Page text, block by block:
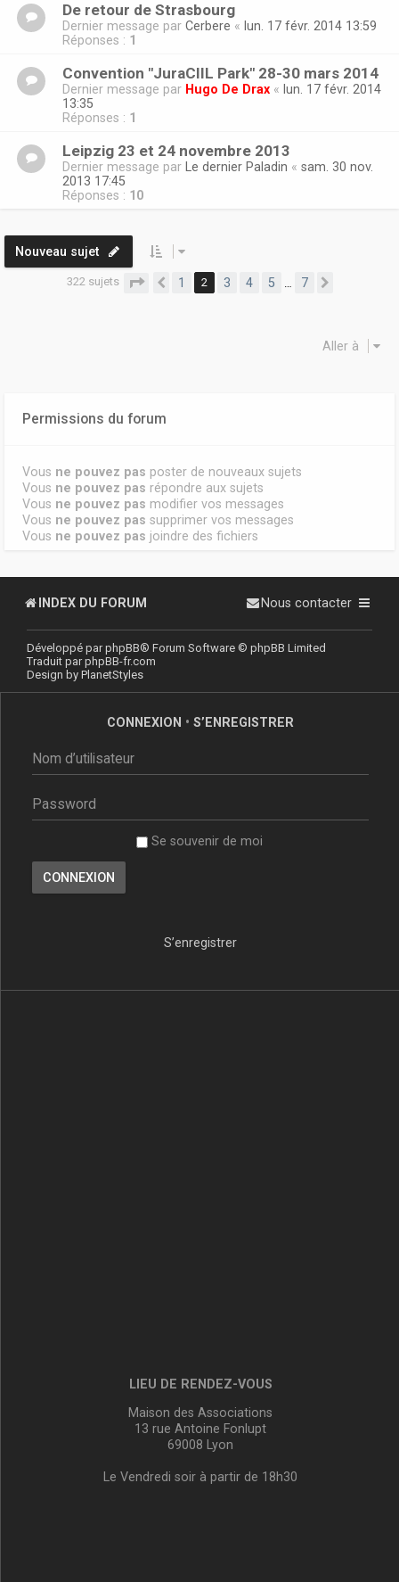
De retour de Strasbourg
Dernier message par Cerbere « lun. 17 févr. 2014 13:59
Réponses : 1
Convention "JuraCIIL Park" 28-30 mars 2014
Dernier message par Hugo De Drax « lun. 17 févr. 2014
13:35
Réponses : 1
Leipzig 23 et 24 novembre 2013
Dernier message par Le dernier Paladin « sam. 30 nov.
2013 17:45
Réponses : 10
Nouveau sujet
322 sujets Page2 sur
Précédente
1 2 3 4 5 7
Aller à
Permissions du forum
Vous ne pouvez pas poster de nouveaux sujets
Vous ne pouvez pas répondre aux sujets
Vous ne pouvez pas modifier vos messages
Vous ne pouvez pas supprimer vos messages
Vous ne pouvez pas joindre des fichiers
INDEX DU FORUM Nous contacter
Développé parphpBB® Forum Software © phpBB Limited
Traduit parphpBB-fr.com
Design by PlanetStyles
CONNEXION • S’ENREGISTRER
Se souvenir de moi
S’enregistrer
LIEU DE RENDEZ-VOUS
Maison des Associations
13 rue Antoine Fonlupt
69008 Lyon
Le Vendredi soir à partir de 18h30